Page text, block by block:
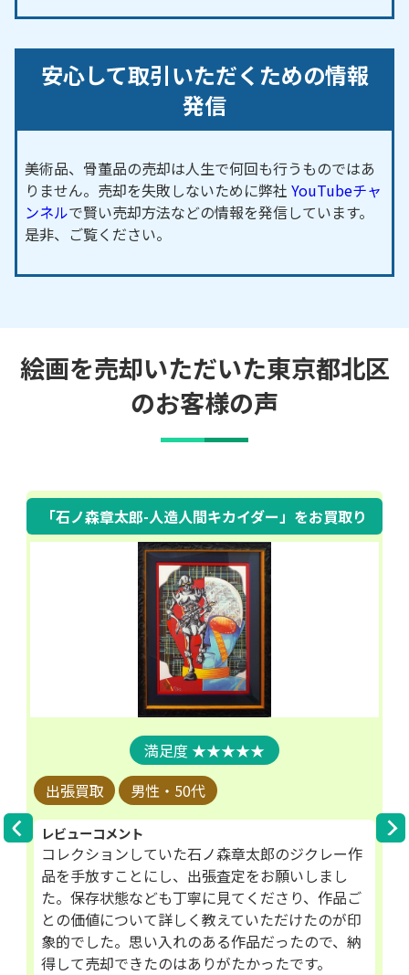
安心して取引いただくための情報
発信
美術品、骨董品の売却は人生で何回も行うものではあ
りません。売却を失敗しないために弊社 YouTubeチャ
ンネルで賢い売却方法などの情報を発信しています。
是非、ご覧ください。
絵画を売却いただいた東京都北区
のお客様の声
「石ノ森章太郎-人造人間キカイダー」 をお買取り
★★★★★
出張買取
男性・50代
レビューコメント
コレクションしていた石ノ森章太郎のジクレー作
品を手放すことにし、出張査定をお願いしまし
た。保存状態なども丁寧に見てくださり、作品ご
との価値について詳しく教えていただけたのが印
象的でした。思い入れのある作品だったので、納
得して売却できたのはありがたかったです。